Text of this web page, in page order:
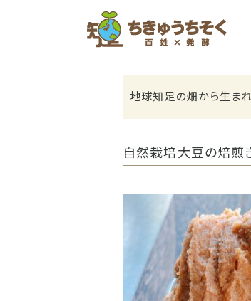
地球知足の畑から生ま
自然栽培大豆の焙煎